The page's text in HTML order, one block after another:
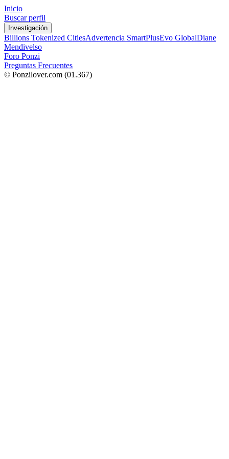
Inicio
Buscar perfil
Investigación
Billions Tokenized CitiesAdvertencia SmartPlusEvo GlobalDiane
Mendivelso
Foro Ponzi
Preguntas Frecuentes
© Ponzilover.com (01.367)